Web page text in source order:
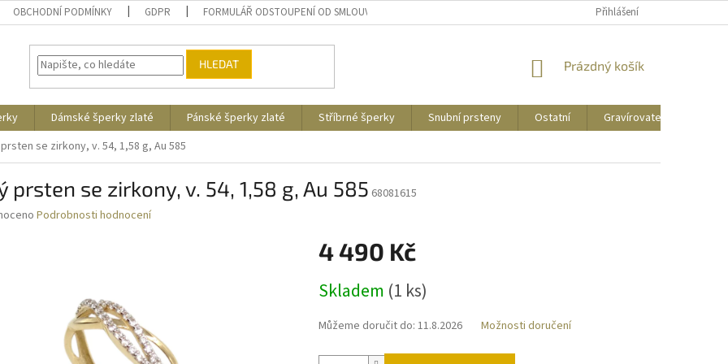
OBCHODNÍ PODMÍNKY GDPR FORMULÁŘ ODSTOUPENÍ OD SMLOUVY CENY DOPRAVYPřihlášení
HLEDAT
NÁKUPNÍ
Prázdný košík
Dámské šperky zlaté Pánské šperky zlaté Stříbrné šperky Snubní prsteny Ostatní Gravírovatelné
se zirkony, v. 54, 1,58 g, Au 585
prsten se zirkony, v. 54, 1,58 g, Au 585 68081615
Podrobnosti hodnocení
4 490 Kč
cena:
Skladem (1 ks)
Můžeme doručit do: 11.8.2026 Možnosti doručení